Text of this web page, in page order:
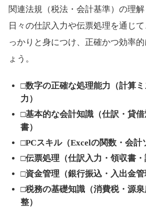
関連法規（税法・会計基準）の理解
日々の仕訳入力や伝票処理を通じ
っかりと身につけ、正確かつ効率
ょう。
□数字の正確な処理能力（計算
力）
□基本的な会計知識（仕訳・貸
書）
□PCスキル（Excelの関数・会計
□伝票処理（仕訳入力・領収書・
□資金管理（銀行振込・入出金管
□税務の基礎知識（消費税・源
整）